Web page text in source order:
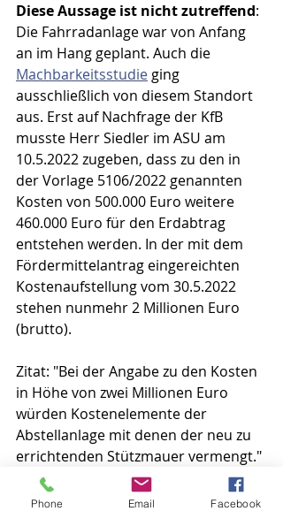
Diese Aussage ist nicht zutreffend:
Die Fahrradanlage war von Anfang
an im Hang geplant. Auch die
Machbarkeitsstudie ging
ausschließlich von diesem Standort
aus. Erst auf Nachfrage der KfB
musste Herr Siedler im ASU am
10.5.2022 zugeben, dass zu den in
der Vorlage 5106/2022 genannten
Kosten von 500.000 Euro weitere
460.000 Euro für den Erdabtrag
entstehen werden. In der mit dem
Fördermittelantrag eingereichten
Kostenaufstellung vom 30.5.2022
stehen nunmehr 2 Millionen Euro
(brutto).
Zitat: "Bei der Angabe zu den Kosten
in Höhe von zwei Millionen Euro
würden Kostenelemente der
Abstellanlage mit denen der neu zu
errichtenden Stützmauer vermengt."
Diese Aussage ist falsch
Kostenaufstellung kostet B&R nun 2
Phone Email Facebook